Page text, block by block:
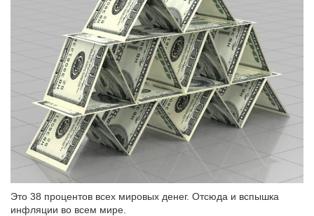
Это 38 процентов всех мировых денег. Отсюда и вспышка
инфляции во всем мире.